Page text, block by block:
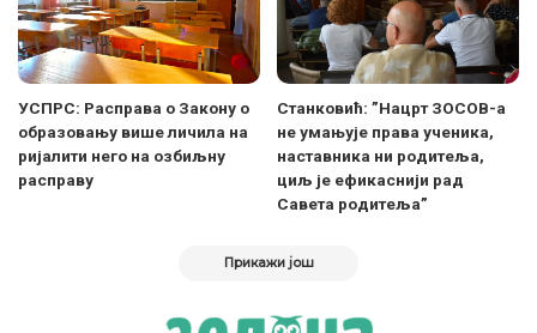
УСПРС: Расправа о Закону о
образовању више личила на
ријалити него на озбиљну
расправу
Станковић: ”Нацрт ЗОСОВ-а
не умањује права ученика,
наставника ни родитеља,
циљ је ефикаснији рад
Савета родитеља”
Прикажи још